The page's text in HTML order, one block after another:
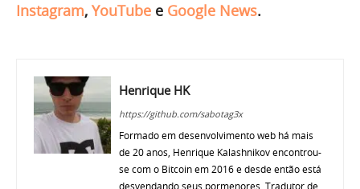
Instagram, YouTube e Google News.
Henrique HK
https://github.com/sabotag3x
Formado em desenvolvimento web há mais
de 20 anos, Henrique Kalashnikov encontrou-
se com o Bitcoin em 2016 e desde então está
desvendando seus pormenores. Tradutor de